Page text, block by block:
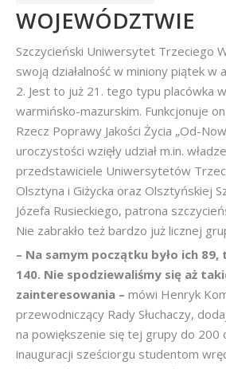
WOJEWÓDZTWIE
Szczycieński Uniwersytet Trzeciego
swoją działalność w miniony piątek w
2. Jest to już 21. tego typu placówka
warmińsko-mazurskim. Funkcjonuje
Rzecz Poprawy Jakości Życia „Od-
uroczystości wzięły udział m.in.
przedstawiciele Uniwersytetów
Olsztyna i Giżycka oraz Olsztyńskiej
Józefa Rusieckiego, patrona
Nie zabrakło też bardzo już licznej
– Na samym początku było ich
140. Nie spodziewaliśmy się aż
zainteresowania – mówi Henryk
przewodniczący Rady Słuchaczy,
na powiększenie się tej grupy do 200
inauguracji sześciorgu studentom